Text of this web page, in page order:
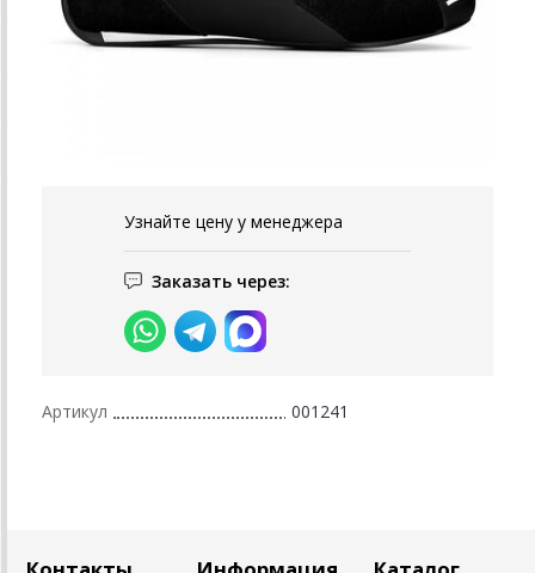
Узнайте цену у менеджера
Заказать через:
Артикул 001241